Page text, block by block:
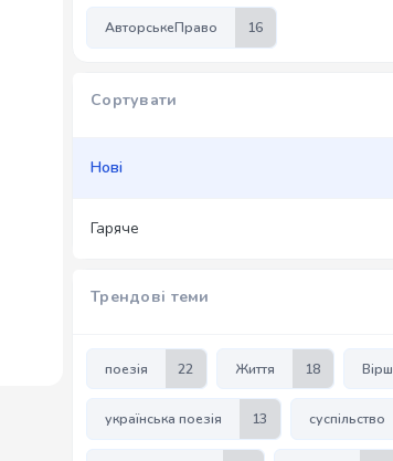
АвторськеПраво 16
Сортувати
Нові
Гаряче
Трендові теми
поезія 22 Життя 18 Вірш
українська поезія 13 суспільство